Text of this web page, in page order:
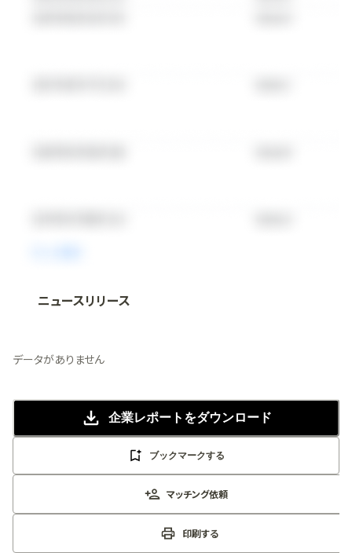
法人向け情報プラットフォーム
無料で使ってみる
ニュースリリース
データがありません
企業レポート をダウンロード
ブックマークする
マッチング依頼
印刷する